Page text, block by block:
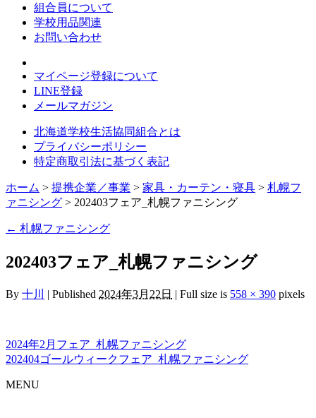
組合員について
学校用品関連
お問い合わせ
マイページ登録について
LINE登録
メールマガジン
北海道学校生活協同組合とは
プライバシーポリシー
特定商取引法に基づく表記
ホーム > 提携企業／事業 > 家具・カーテン・寝具 > 札幌フ
ァニシング > 202403フェア_札幌ファニシング
← 札幌ファニシング
202403フェア_札幌ファニシング
By 十川 | Published 2024年3月22日 | Full size is 558 × 390 pixels
2024年2月フェア_札幌ファニシング
202404ゴールウィークフェア_札幌ファニシング
MENU